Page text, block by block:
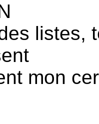
listes,
mon